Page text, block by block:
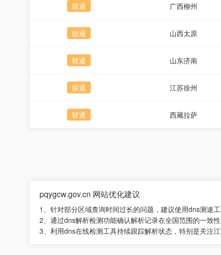
联通 广西柳州
联通 山西太原
联通 山东济南
联通 江苏徐州
联通 西藏拉萨
pqygcw.gov.cn 网站优化建议
1、针对部分区域查询时间过长的问题，建议使用dns测速
2、通过dns解析检测功能确认解析记录在全国范围的一致
3、利用dns在线检测工具持续跟踪解析状态，特别是关注